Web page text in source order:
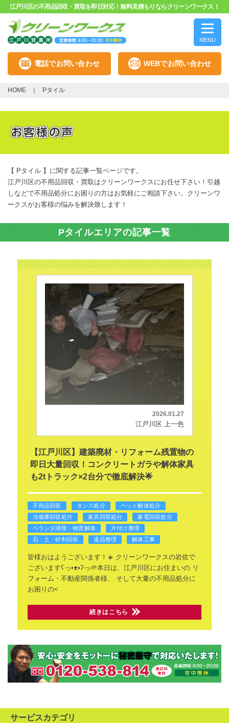
江戸川区の不用品回収・買取を即日対応！無料見積もりならクリーンワークス！
MENU
電話でお問い合わせ WEBでお問い合わせ
HOME Pタイル
【 Pタイル 】に関する記事一覧ページです。
江戸川区の不用品回収・買取はクリーンワークスにお任せ下さい！引越
しなどで不用品処分にお困りの方はお気軽にご相談下さい。クリーンワ
ークスがお客様の悩みを解決致します！
Pタイルエリアの記事一覧
2026.01.27
江戸川区 上一色
【江戸川区】建築廃材・リフォーム残置物の
即日大量回収！コンクリートガラや解体家具
も2tトラック×2台分で徹底解決🌟
不用品回収 タンス処分
ベッド解体処分
冷蔵庫回収処分
家具回収処分
家電回収処分
ベランダ掃除・物置解体
片付け整理
石・土・砂利回収
遺品整理 解体工事
​皆様おはようございます！☀️クリーンワークスの岩佐で
ございますʕ⁠っ⁠•⁠ᴥ⁠•⁠ʔ⁠っ🌱​本日は、江戸川区にお住まいのリ
フォーム・不動産関係者様、
そして大量の不用品処分に
お困りの<
続きはこちら
サービスカテゴリ